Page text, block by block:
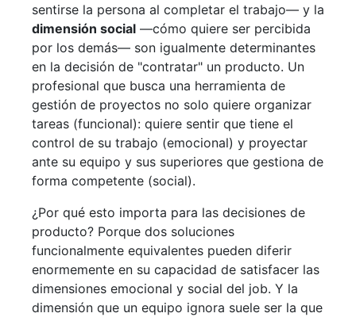
sentirse la persona al completar el trabajo— y la
dimensión social —cómo quiere ser percibida
por los demás— son igualmente determinantes
en la decisión de "contratar" un producto. Un
profesional que busca una herramienta de
gestión de proyectos no solo quiere organizar
tareas (funcional): quiere sentir que tiene el
control de su trabajo (emocional) y proyectar
ante su equipo y sus superiores que gestiona de
forma competente (social).
¿Por qué esto importa para las decisiones de
producto? Porque dos soluciones
funcionalmente equivalentes pueden diferir
enormemente en su capacidad de satisfacer las
dimensiones emocional y social del job. Y la
dimensión que un equipo ignora suele ser la que